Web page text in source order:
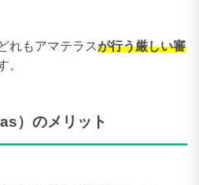
れもアマテラスが行う厳しい審
。
）のメリット